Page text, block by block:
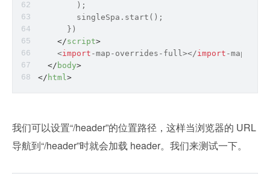
        );
        singleSpa.start();
      })
</script>
    <
import -map-overrides-full></import -map-
</ body>
</ html>
我们可以设置“/header”的位置路径，这样当浏览器的 URL
导航到“/header”时就会加载 header。我们来测试一下。